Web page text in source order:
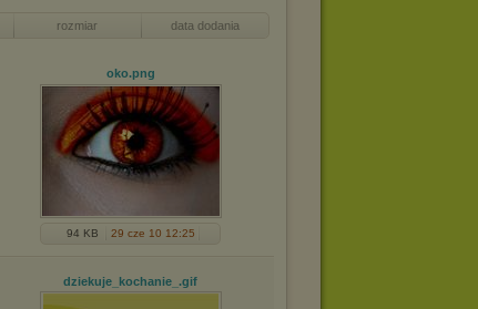
rozmiar data dodania
oko.png
94 KB 29 cze 10 12:25
dziekuje_kochanie_ .gif